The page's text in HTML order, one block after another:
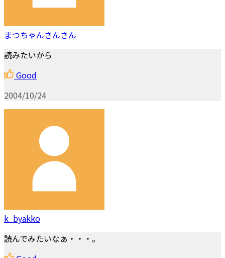
まつちゃんさんさん
読みたいから
Good
2004/10/24
k_byakko
読んでみたいなぁ・・・。